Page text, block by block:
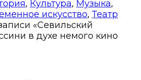
, Культура, Музыка,
искусство, Театр
«Севильский
в духе немого кино